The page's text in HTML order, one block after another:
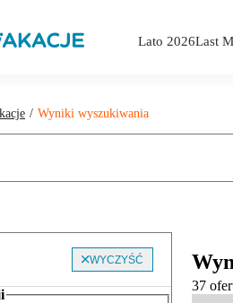
Lato 2026Last
Wyniki wyszukiwania
WYCZYŚĆ
37